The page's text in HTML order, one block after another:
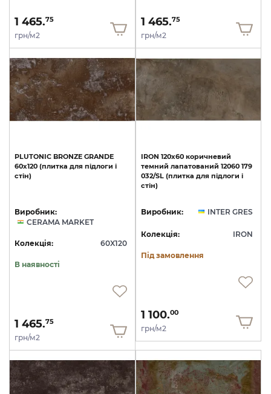
1 465.75
грн/м2
1 465.75
грн/м2
PLUTONIC BRONZE GRANDE
60х120 (плитка для підлоги і
стін)
Виробник:
CERAMA MARKET
Колекція: 60X120
В наявності
1 465.75
грн/м2
IRON 120х60 коричневий
темний лапатований 12060 179
032/SL (плитка для підлоги і
стін)
Виробник: INTER GRES
Колекція: IRON
Під замовлення
1 100.00
грн/м2